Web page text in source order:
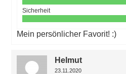
Sicherheit
Mein persönlicher Favorit! :)
Helmut
23.11.2020